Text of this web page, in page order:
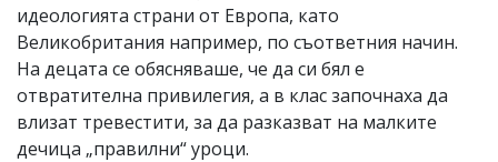
идеологията страни от Европа, като
Великобритания например, по съответния начин.
На децата се обясняваше, че да си бял е
отвратителна привилегия, а в клас започнаха да
влизат тревестити, за да разказват на малките
дечица „правилни“ уроци.